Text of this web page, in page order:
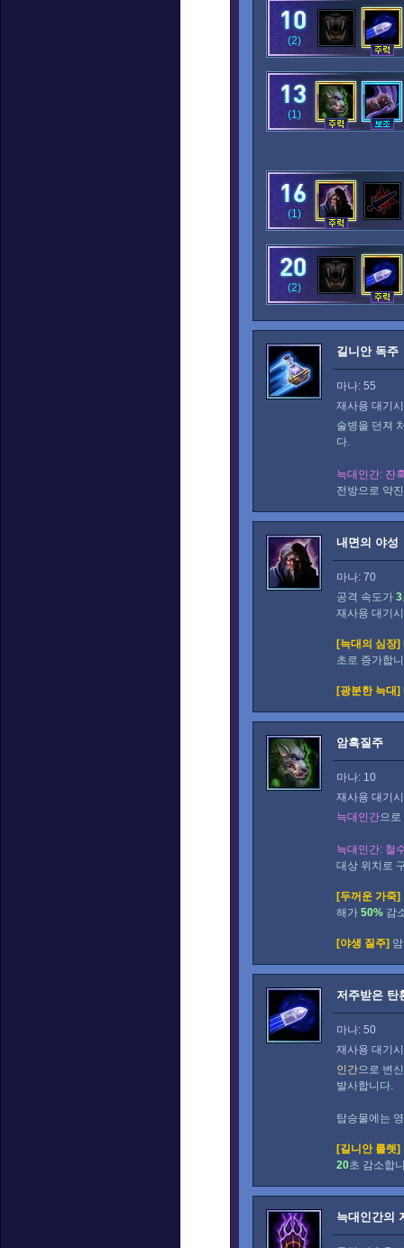
(2)
(1)
(1)
(2)
길니안 독주
마나: 55
재사용 대기
술병을 던져
다.
늑대인간: 잔
전방으로 약
내면의 야성
마나: 70
공격 속도가 3
재사용 대기
[늑대의 심장]
초로 증가합
[광분한 늑대]
암흑질주
마나: 10
재사용 대기
늑대인간으
늑대인간: 철
대상 위치로
[두꺼운 가죽]
해가 50% 감
[야생 질주]
저주받은 탄
마나: 50
재사용 대기
인간으로 변
발사합니다.
탑승물에는
[길니안 룰렛]
20초 감소합
늑대인간의